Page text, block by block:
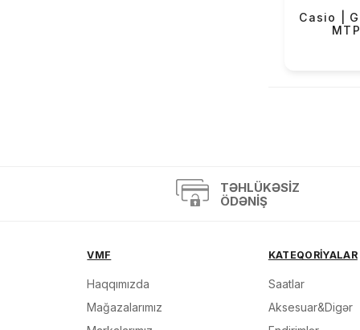
Casio |
TƏHLÜKƏSIZ
ÖDƏNIŞ
VMF
Haqqımızda
Mağazalarımız
KATEQORİYALAR
Saatlar
Aksesuar&Digər